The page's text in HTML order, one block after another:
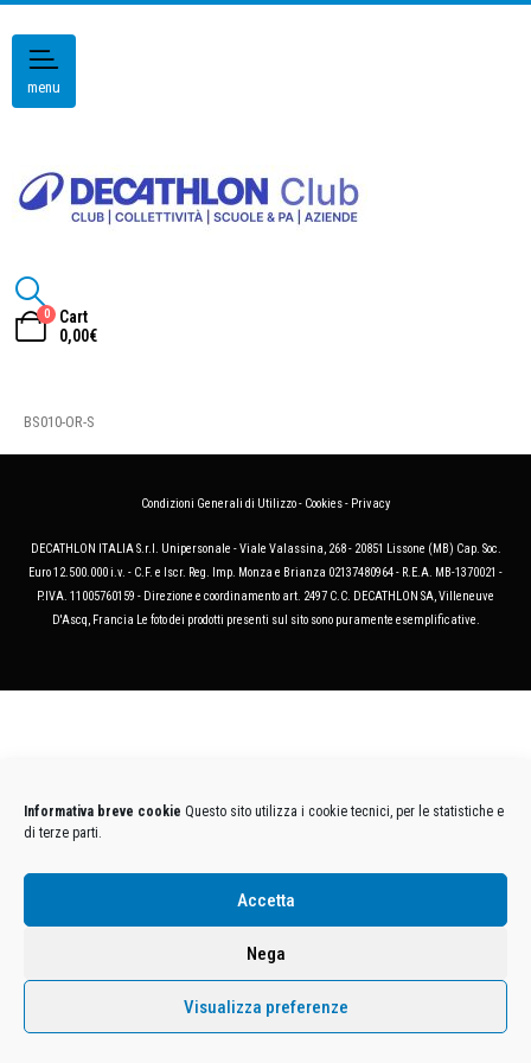
Informativa breve cookie Questo sito utilizza i cookie tecnici, per le statistiche e
di terze parti.
Accetta
Nega
Visualizza preferenze
menu
0
Cart
0,00€
BS010-OR-S
Condizioni Generali di Utilizzo- Cookies- Privacy
DECATHLON ITALIA S.r.l. Unipersonale - Viale Valassina, 268 - 20851 Lissone (MB) Cap. Soc.
Euro 12.500.000 i.v. - C.F. e Iscr. Reg. Imp. Monza e Brianza 02137480964 - R.E.A. MB-1370021 -
P.IVA. 11005760159 - Direzione e coordinamento art. 2497 C.C. DECATHLON SA, Villeneuve
D'Ascq, Francia Le foto dei prodotti presenti sul sito sono puramente esemplificative.